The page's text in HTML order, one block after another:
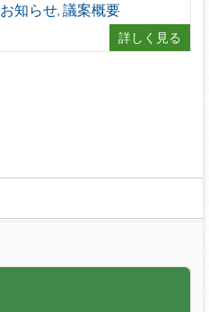
お知らせ, 議案概要
詳しく見る